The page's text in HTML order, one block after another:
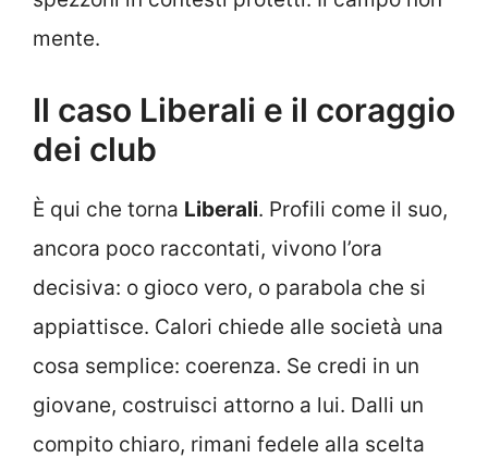
mente.
Il caso Liberali e il coraggio
dei club
È qui che torna Liberali. Profili come il suo,
ancora poco raccontati, vivono l’ora
decisiva: o gioco vero, o parabola che si
appiattisce. Calori chiede alle società una
cosa semplice: coerenza. Se credi in un
giovane, costruisci attorno a lui. Dalli un
compito chiaro, rimani fedele alla scelta